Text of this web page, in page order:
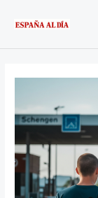
contenido